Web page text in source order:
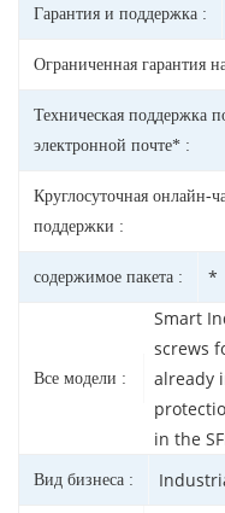
Гарантия и поддержка :
Ограниченная гарантия
Техническая поддержка
электронной почте* :
Круглосуточная онлайн-
поддержки :
содержимое пакета : *
Все модели :
Smart
screws
already
in the
Вид бизнеса :